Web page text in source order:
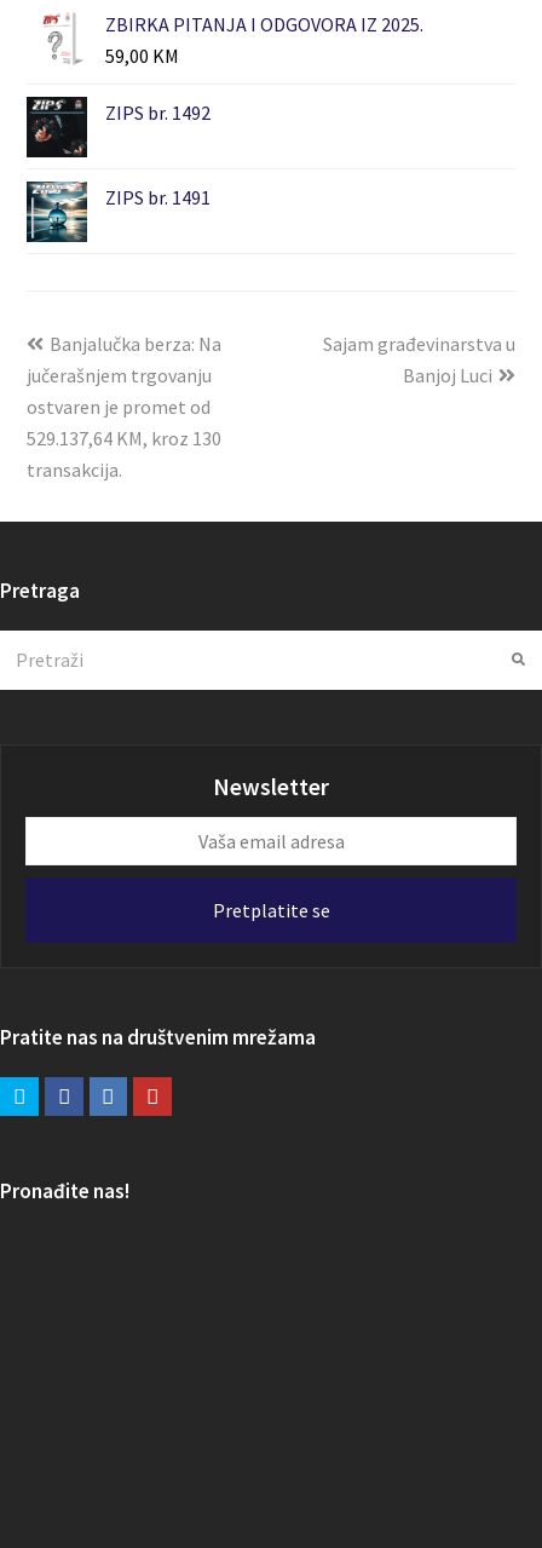
ZBIRKA PITANJA I ODGOVORA IZ 2025.
59,00 KM
ZIPS br. 1492
ZIPS br. 1491
Banjalučka berza: Na
jučerašnjem trgovanju
ostvaren je promet od
529.137,64 KM, kroz 130
transakcija.
Sajam građevinarstva u
Banjoj Luci
Pretraga
Newsletter
email
Pretplatite se
Pratite nas na društvenim mrežama
Pronađite nas!